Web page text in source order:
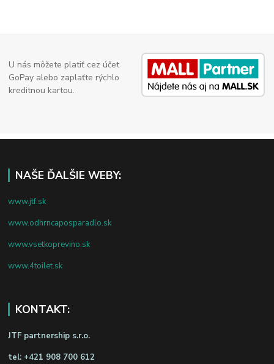
U nás môžete platiť cez účet
GoPay alebo zaplaťte rýchlo
kreditnou kartou.
NAŠE ĎALŠIE WEBY:
www.jtf.sk
www.odhrncaposparadlo.sk
www.vsetkoprevino.sk
www.4toilet.sk
KONTAKT:
JTF partnership s.r.o.
tel: +421 908 700 612